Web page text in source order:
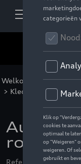
Welkom Voor u >
> Kleding > Detail
Audi t-
roze -
Referentie: